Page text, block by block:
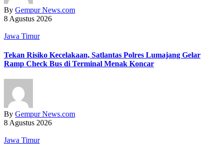
By Gempur News.com
8 Agustus 2026
Jawa Timur
Tekan Risiko Kecelakaan, Satlantas Polres Lumajang Gelar
Ramp Check Bus di Terminal Menak Koncar
By Gempur News.com
8 Agustus 2026
Jawa Timur